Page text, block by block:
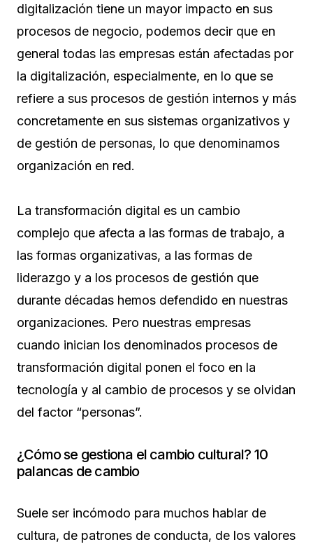
digitalización tiene un mayor impacto en sus
procesos de negocio, podemos decir que en
general todas las empresas están afectadas por
la digitalización, especialmente, en lo que se
refiere a sus procesos de gestión internos y más
concretamente en sus sistemas organizativos y
de gestión de personas, lo que denominamos
organización en red.
La transformación digital es un cambio
complejo que afecta a las formas de trabajo, a
las formas organizativas, a las formas de
liderazgo y a los procesos de gestión que
durante décadas hemos defendido en nuestras
organizaciones. Pero nuestras empresas
cuando inician los denominados procesos de
transformación digital ponen el foco en la
tecnología y al cambio de procesos y se olvidan
del factor “personas”.
¿Cómo se gestiona el cambio cultural? 10
palancas de cambio
Suele ser incómodo para muchos hablar de
cultura, de patrones de conducta, de los valores